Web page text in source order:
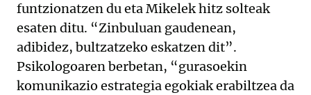
funtzionatzen du eta Mikelek hitz solteak
esaten ditu. “Zinbuluan gaudenean,
adibidez, bultzatzeko eskatzen dit”.
Psikologoaren berbetan, “gurasoekin
komunikazio estrategia egokiak erabiltzea da